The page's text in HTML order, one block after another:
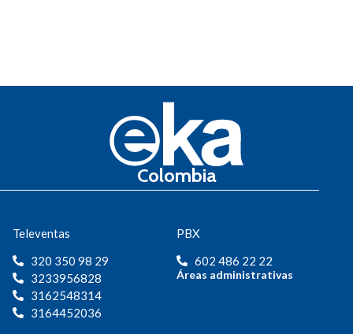
Colombia
Televentas
320 350 98 29
3233956828
3162548314
3164452036
PBX
602 486 22 22
Áreas administrativas